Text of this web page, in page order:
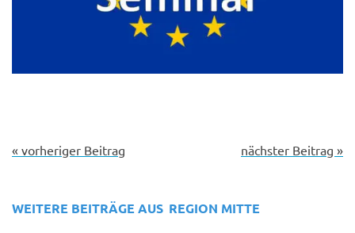
« vorheriger Beitrag nächster Beitrag »
WEITERE BEITRÄGE AUS REGION MITTE